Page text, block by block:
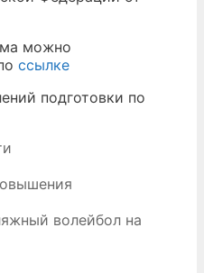
можно
ссылке
подготовки по
волейбол на